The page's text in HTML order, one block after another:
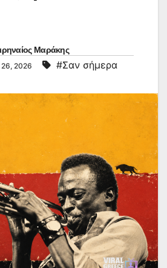
Μαράκης
26, 2026 #Σαν σήμερα